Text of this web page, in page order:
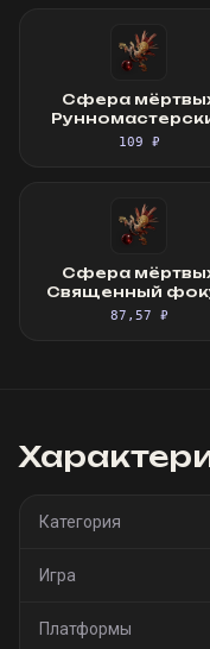
Сфера
Священный
109 ₽
Сфера
Священный
87,57 ₽
Категория
Игра
Платформы